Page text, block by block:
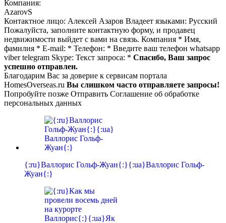
Компания:
AzarovS
Контактное лицо: Алексей Азаров Владеет языками: Русский
Пожалуйста, заполните контактную форму, и продавец
недвижимости выйдет с вами на связь. Компания * Имя,
фамилия * E-mail: * Телефон: * Введите ваш телефон whatsapp
viber telegram Skype: Текст запроса: * Спасибо, Ваш запрос
успешно отправлен.
Благодарим Вас за доверие к сервисам портала
HomesOverseas.ru Вы слишком часто отправляете запросы!
Попробуйте позже Отправить Соглашение об обработке
персональных данных
{:ru}Валлорис Гольф-Жуан{:}{:ua}Валлорис Гольф-
Жуан{:}